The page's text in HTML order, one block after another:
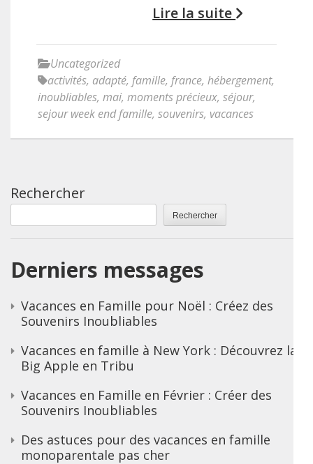
Lire la suite
Uncategorized
activités, adapté, famille, france, hébergement,
inoubliables, mai, moments précieux, séjour,
sejour week end famille, souvenirs, vacances
Rechercher
Rechercher
Derniers messages
Vacances en Famille pour Noël : Créez des
Souvenirs Inoubliables
Vacances en famille à New York : Découvrez la
Big Apple en Tribu
Vacances en Famille en Février : Créer des
Souvenirs Inoubliables
Des astuces pour des vacances en famille
monoparentale pas cher